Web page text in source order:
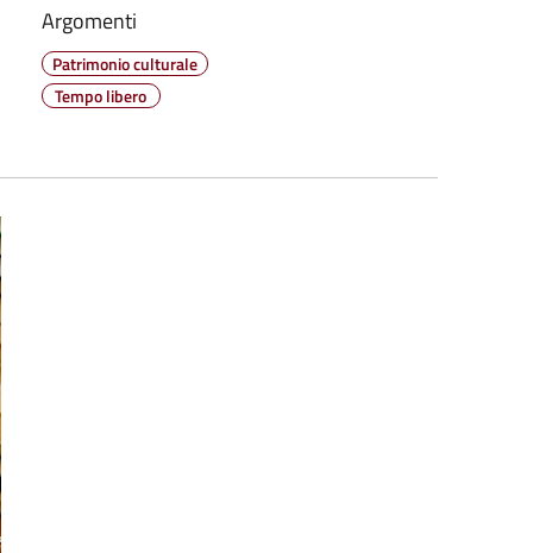
Argomenti
Patrimonio culturale
Tempo libero